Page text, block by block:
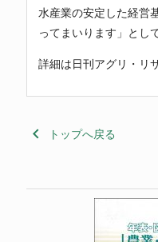
水産業の安定した経営
ってまいります」とし
詳細は日刊アグリ・リ
keyboard_arrow_left トップへ戻る